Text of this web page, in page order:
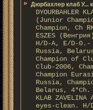
Дюрбахлер клаб У...
(Junior
Champion, Ch
ESZES
H/D-A, E/D-0.-
Russia,
Champion of
Club-2006,
Champion
Russia,
Belarus, 4*Ch.
KLAB
eyes-clean.